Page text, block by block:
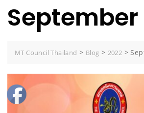
September
MT Council Thailand > Blog > 2022 >